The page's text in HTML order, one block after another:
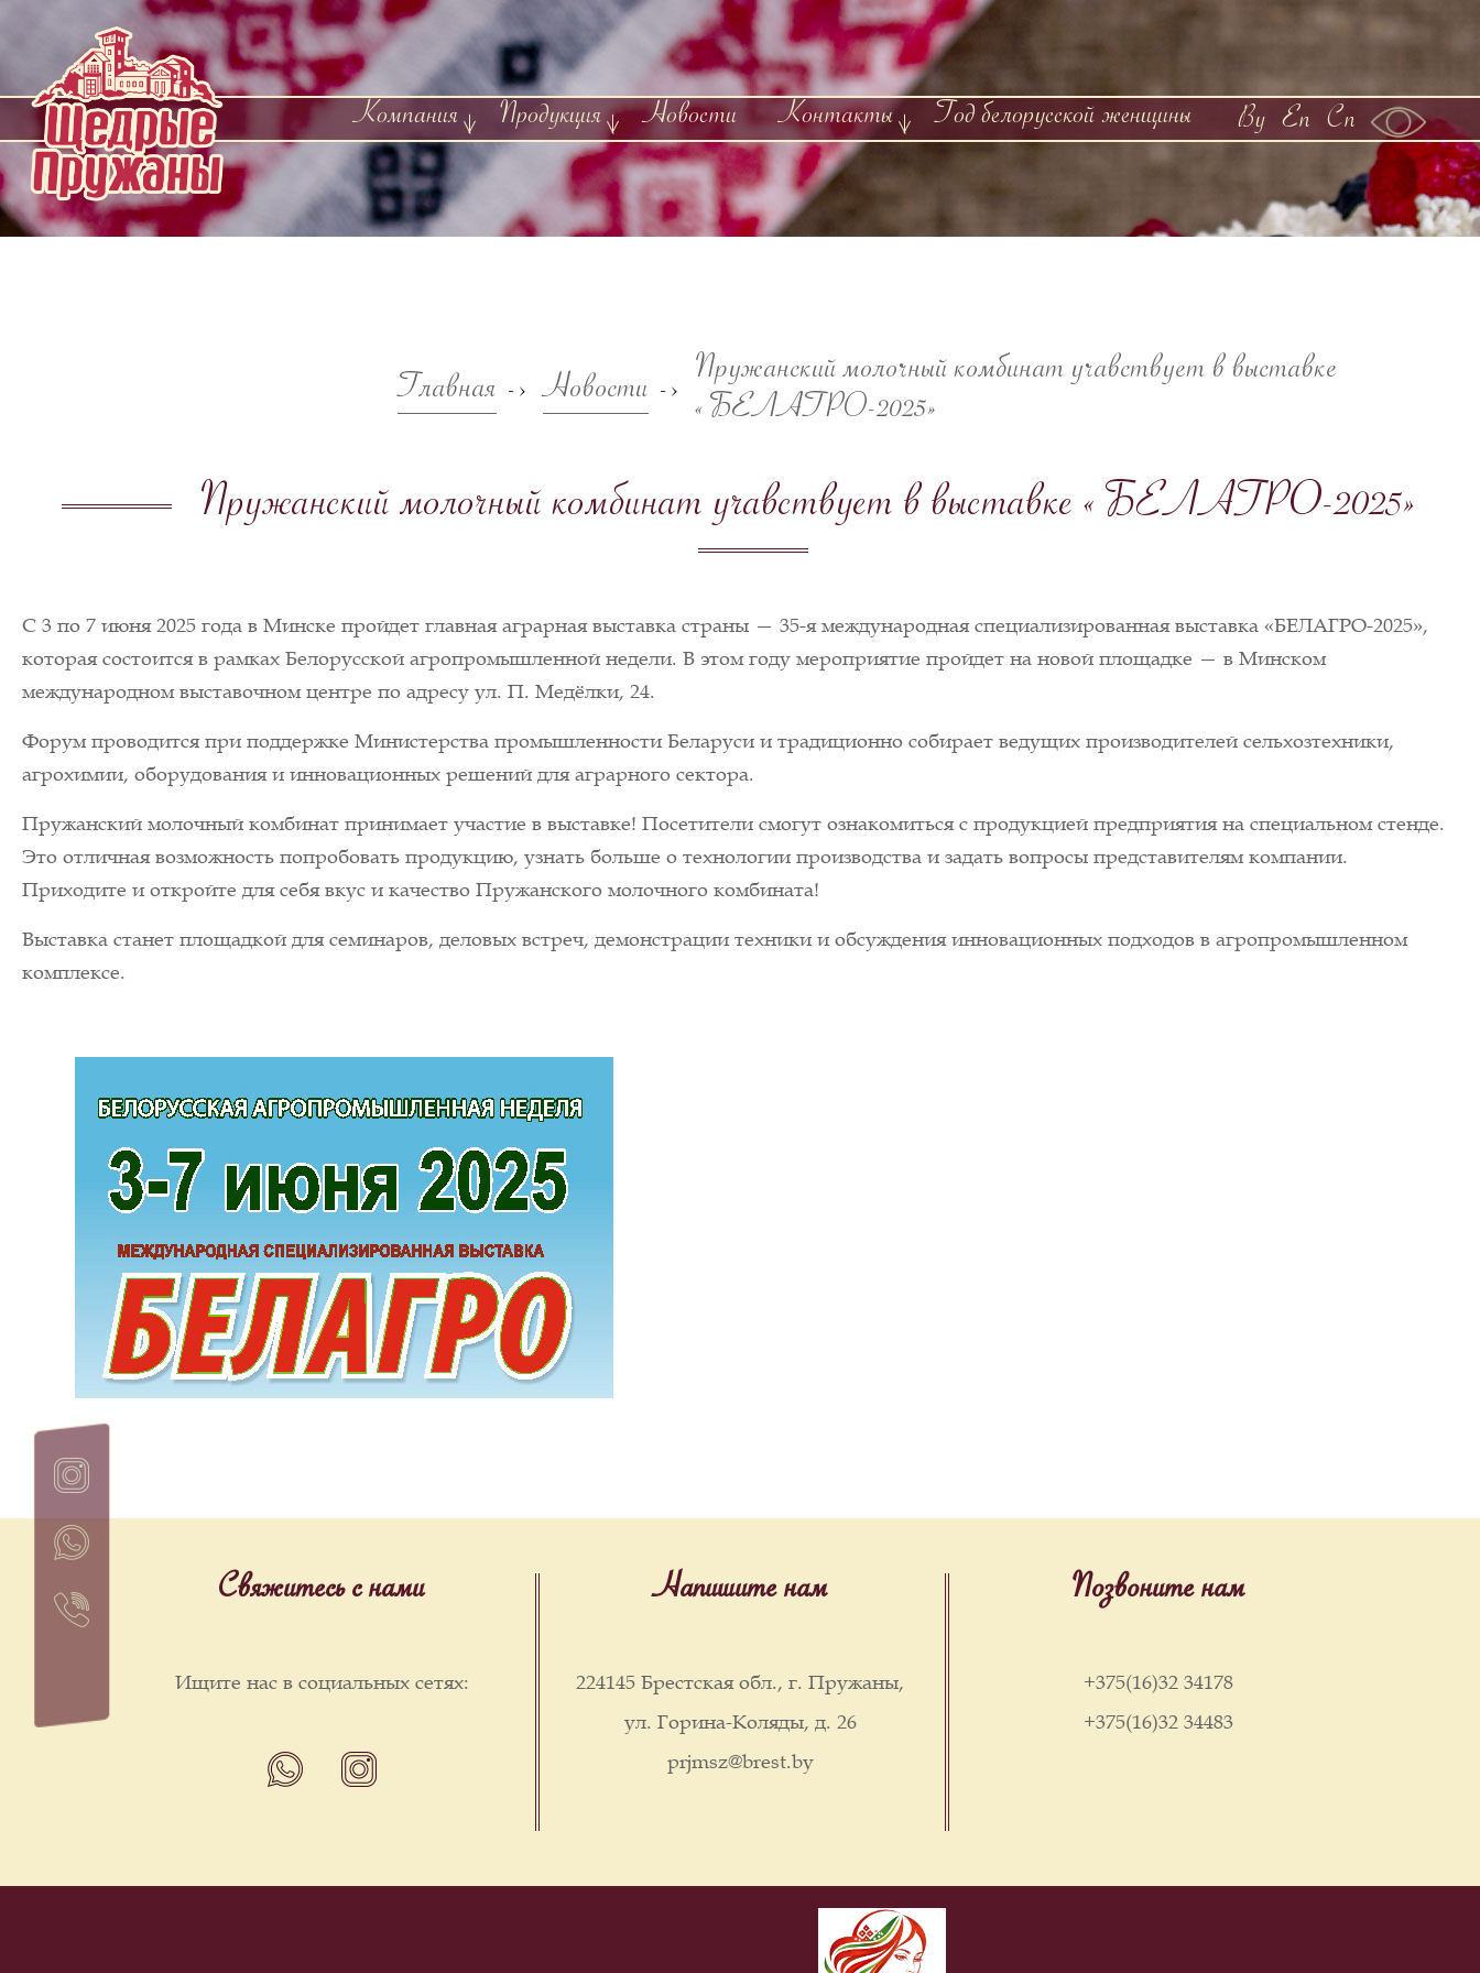
Компания Продукция Новости Контакты Год белорусской женщины By En Cn
Главная -> Новости -> Пружанский молочный комбинат учавствует в выставке
«БЕЛАГРО-2025»
Пружанский молочный комбинат учавствует в выставке «БЕЛАГРО-2025»
С 3 по 7 июня 2025 года в Минске пройдет главная аграрная выставка страны — 35-я международная специализированная выставка «БЕЛАГРО-2025»,
которая состоится в рамках Белорусской агропромышленной недели. В этом году мероприятие пройдет на новой площадке — в Минском
международном выставочном центре по адресу ул. П. Медёлки, 24.
Форум проводится при поддержке Министерства промышленности Беларуси и традиционно собирает ведущих производителей сельхозтехники,
агрохимии, оборудования и инновационных решений для аграрного сектора.
Пружанский молочный комбинат принимает участие в выставке! Посетители смогут ознакомиться с продукцией предприятия на специальном стенде.
Это отличная возможность попробовать продукцию, узнать больше о технологии производства и задать вопросы представителям компании.
Приходите и откройте для себя вкус и качество Пружанского молочного комбината!
Выставка станет площадкой для семинаров, деловых встреч, демонстрации техники и обсуждения инновационных подходов в агропромышленном
комплексе.
Свяжитесь с нами
Ищите нас в социальных сетях:
Напишите нам
224145 Брестская обл., г. Пружаны,
ул. Горина-Коляды, д. 26
prjmsz@brest.by
Позвоните нам
+375(16)32 34178
+375(16)32 34483